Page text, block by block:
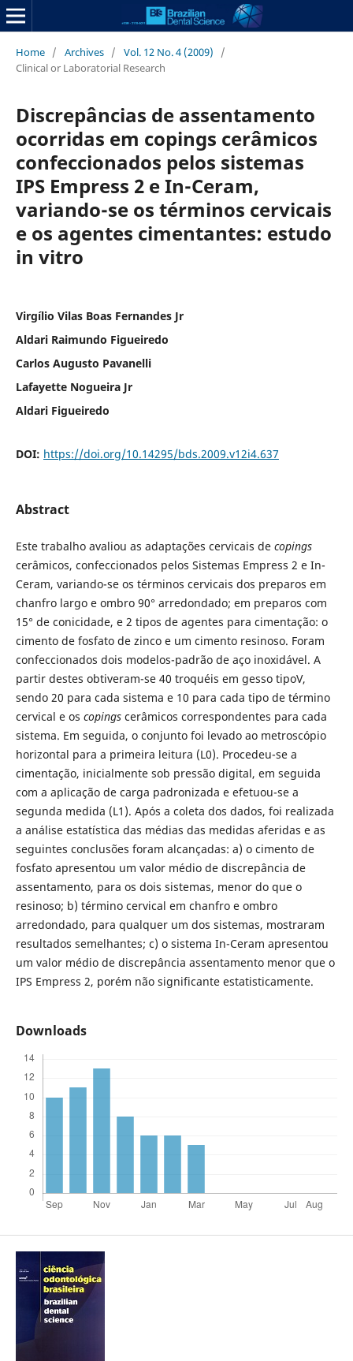
Home / Archives / Vol. 12 No. 4 (2009)
/
Clinical or Laboratorial Research
Discrepâncias de assentamento
ocorridas em copings cerâmicos
confeccionados pelos sistemas
IPS Empress 2 e In-Ceram,
variando-se os términos cervicais
e os agentes cimentantes: estudo
in vitro
Virgílio Vilas Boas Fernandes Jr
Aldari Raimundo Figueiredo
Carlos Augusto Pavanelli
Lafayette Nogueira Jr
Aldari Figueiredo
DOI: https://doi.org/10.14295/bds.2009.v12i4.637
Abstract
Este trabalho avaliou as adaptações cervicais de copings
cerâmicos, confeccionados pelos Sistemas Empress 2 e In-
Ceram, variando-se os términos cervicais dos preparos em
chanfro largo e ombro 90° arredondado; em preparos com
15° de conicidade, e 2 tipos de agentes para cimentação: o
cimento de fosfato de zinco e um cimento resinoso. Foram
confeccionados dois modelos-padrão de aço inoxidável. A
partir destes obtiveram-se 40 troquéis em gesso tipoV,
sendo 20 para cada sistema e 10 para cada tipo de término
cervical e os copings cerâmicos correspondentes para cada
sistema. Em seguida, o conjunto foi levado ao metroscópio
horizontal para a primeira leitura (L0). Procedeu-se a
cimentação, inicialmente sob pressão digital, em seguida
com a aplicação de carga padronizada e efetuou-se a
segunda medida (L1). Após a coleta dos dados, foi realizada
a análise estatística das médias das medidas aferidas e as
seguintes conclusões foram alcançadas: a) o cimento de
fosfato apresentou um valor médio de discrepância de
assentamento, para os dois sistemas, menor do que o
resinoso; b) término cervical em chanfro e ombro
arredondado, para qualquer um dos sistemas, mostraram
resultados semelhantes; c) o sistema In-Ceram apresentou
um valor médio de discrepância assentamento menor que o
IPS Empress 2, porém não significante estatisticamente.
Downloads